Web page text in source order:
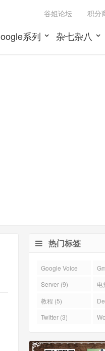
系列 杂七杂八
谷姐论坛 积分
热门标签
Google Voice
(43)
Server (9)
电
教程 (5)
Twitter (3)